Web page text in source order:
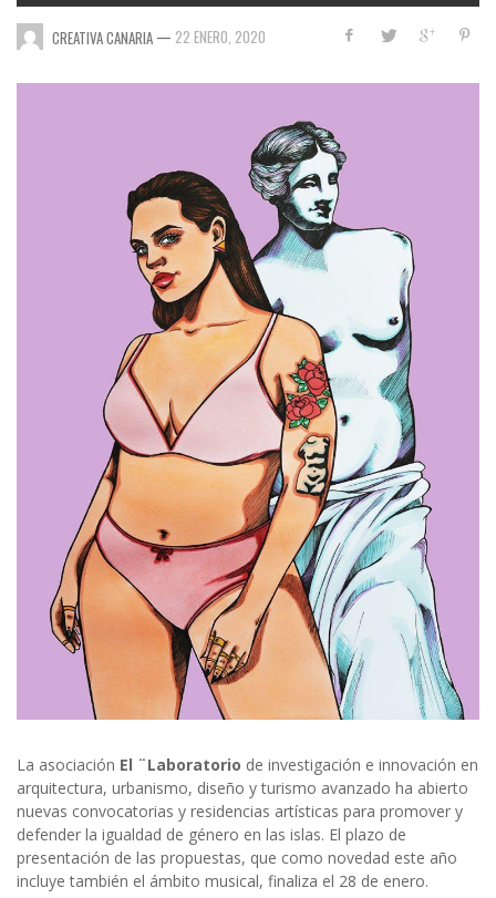
CREATIVA CANARIA — 22 ENERO, 2020
La asociación El ¨Laboratorio de investigación e innovación en
arquitectura, urbanismo, diseño y turismo avanzado ha abierto
nuevas convocatorias y residencias artísticas para promover y
defender la igualdad de género en las islas. El plazo de
presentación de las propuestas, que como novedad este año
incluye también el ámbito musical, finaliza el 28 de enero.